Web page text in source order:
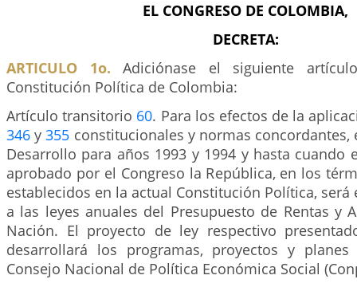
EL CONGRESO DE COLOMBIA,
DECRETA:
ARTICULO 1o. Adiciónase el siguiente
Constitución Política de Colombia:
Artículo transitorio 60. Para los efectos de la
346 y355 constitucionales y normas concordantes,
Desarrollo para años 1993 y 1994 y hasta cuando
aprobado por el Congreso la República, en los
establecidos en la actual Constitución Política,
a las leyes anuales del Presupuesto de Rentas y
Nación. El proyecto de ley respectivo
desarrollará los programas, proyectos y
Consejo Nacional de Política Económica Social